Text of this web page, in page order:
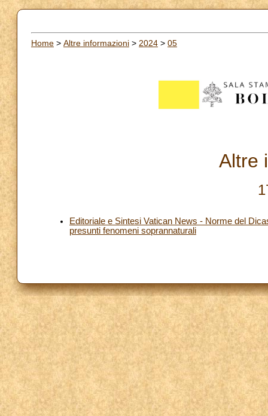
Home > Altre informazioni > 2024 > 05
Altre
Editoriale e Sintesi Vatican News - Norme del
presunti fenomeni soprannaturali